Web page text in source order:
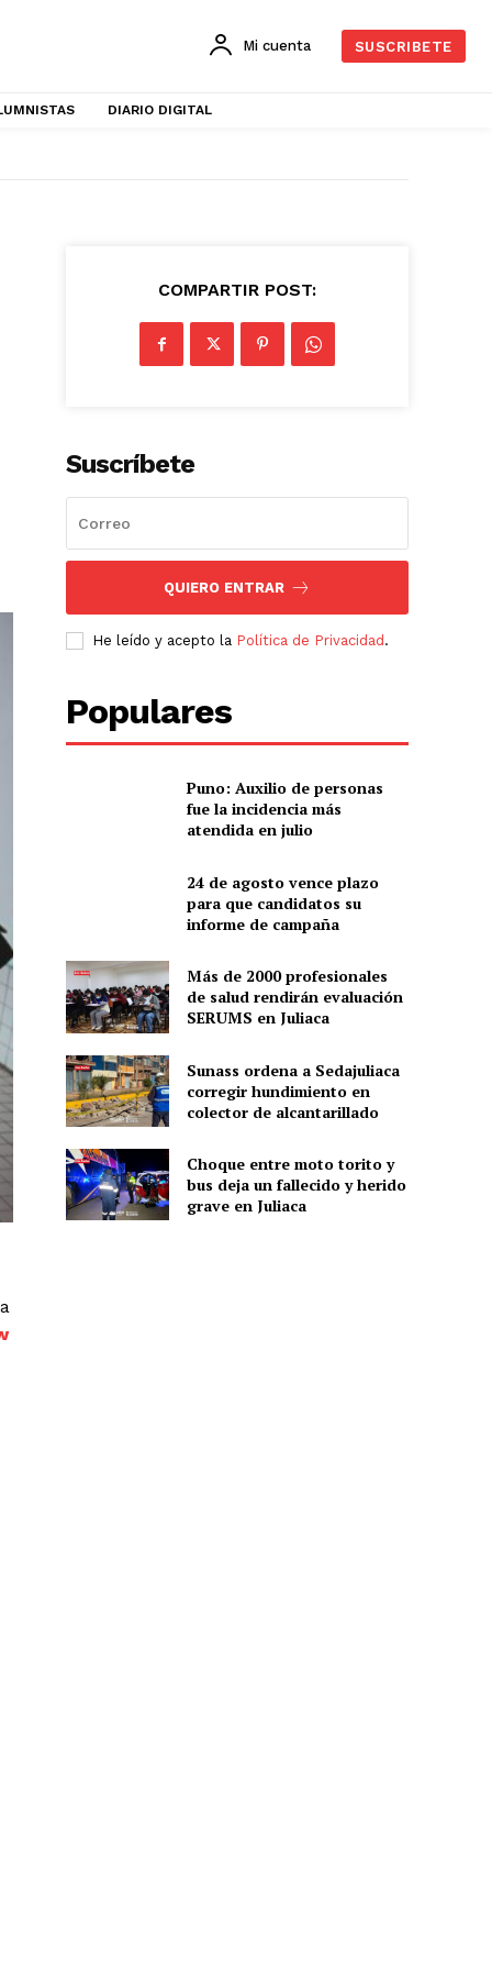
Mi cuenta SUSCRIBETE
DIARIO DIGITAL
COMPARTIR POST:
Suscríbete
QUIERO ENTRAR
He leído y acepto la Política de Privacidad .
Populares
Puno: Auxilio de personas
fue la incidencia más
atendida en julio
24 de agosto vence plazo
para que candidatos su
informe de campaña
Más de 2000 profesionales
de salud rendirán evaluación
SERUMS en Juliaca
Sunass ordena a Sedajuliaca
corregir hundimiento en
colector de alcantarillado
Choque entre moto torito y
bus deja un fallecido y herido
grave en Juliaca